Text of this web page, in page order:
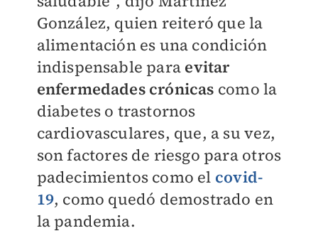
González, quien reiteró que la
alimentación es una condición
indispensable para evitar
enfermedades crónicas como la
diabetes o trastornos
cardiovasculares, que, a su vez,
son factores de riesgo para otros
padecimientos como el covid-
19, como quedó demostrado en
la pandemia.